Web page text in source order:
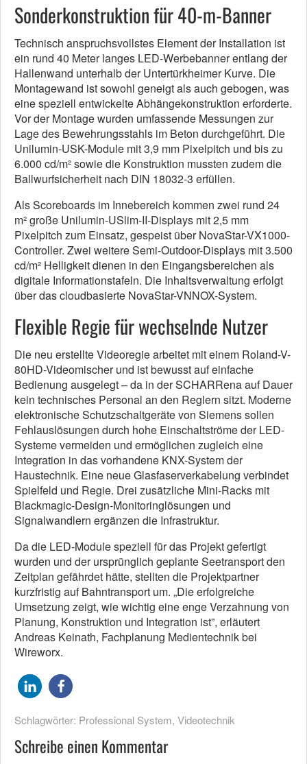
Sonderkonstruktion für 40-m-Banner
Technisch anspruchsvollstes Element der Installation ist
ein rund 40 Meter langes LED-Werbebanner entlang der
Hallenwand unterhalb der Untertürkheimer Kurve. Die
Montagewand ist sowohl geneigt als auch gebogen, was
eine speziell entwickelte Abhängekonstruktion erforderte.
Vor der Montage wurden umfassende Messungen zur
Lage des Bewehrungsstahls im Beton durchgeführt. Die
Unilumin-USK-Module mit 3,9 mm Pixelpitch und bis zu
6.000 cd/m² sowie die Konstruktion mussten zudem die
Ballwurfsicherheit nach DIN 18032-3 erfüllen.
Als Scoreboards im Innebereich kommen zwei rund 24
m² große Unilumin-USlim-II-Displays mit 2,5 mm
Pixelpitch zum Einsatz, gespeist über NovaStar-VX1000-
Controller. Zwei weitere Semi-Outdoor-Displays mit 3.500
cd/m² Helligkeit dienen in den Eingangsbereichen als
digitale Informationstafeln. Die Inhaltsverwaltung erfolgt
über das cloudbasierte NovaStar-VNNOX-System.
Flexible Regie für wechselnde Nutzer
Die neu erstellte Videoregie arbeitet mit einem Roland-V-
80HD-Videomischer und ist bewusst auf einfache
Bedienung ausgelegt – da in der SCHARRena auf Dauer
kein technisches Personal an den Reglern sitzt. Moderne
elektronische Schutzschaltgeräte von Siemens sollen
Fehlauslösungen durch hohe Einschaltströme der LED-
Systeme vermeiden und ermöglichen zugleich eine
Integration in das vorhandene KNX-System der
Haustechnik. Eine neue Glasfaserverkabelung verbindet
Spielfeld und Regie. Drei zusätzliche Mini-Racks mit
Blackmagic-Design-Monitoringlösungen und
Signalwandlern ergänzen die Infrastruktur.
Da die LED-Module speziell für das Projekt gefertigt
wurden und der ursprünglich geplante Seetransport den
Zeitplan gefährdet hätte, stellten die Projektpartner
kurzfristig auf Bahntransport um. „Die erfolgreiche
Umsetzung zeigt, wie wichtig eine enge Verzahnung von
Planung, Konstruktion und Integration ist”, erläutert
Andreas Keinath, Fachplanung Medientechnik bei
Wireworx.
Schlagwörter: Professional System, Videotechnik
Schreibe einen Kommentar